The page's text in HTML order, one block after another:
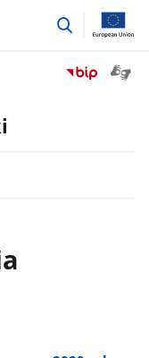
przejdź
Przejdź